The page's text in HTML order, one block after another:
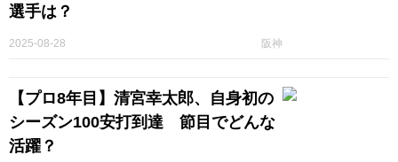
選手は？
阪神
2025-08-28
【プロ8年目】清宮幸太郎、自身初の
シーズン100安打到達 節目でどんな
活躍？